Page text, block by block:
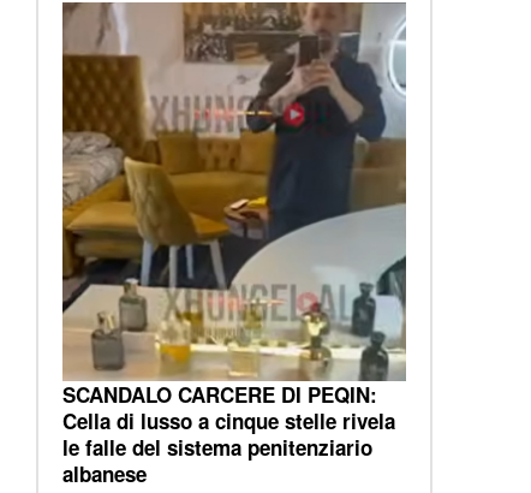
SCANDALO CARCERE DI PEQIN:
Cella di lusso a cinque stelle rivela
le falle del sistema penitenziario
albanese